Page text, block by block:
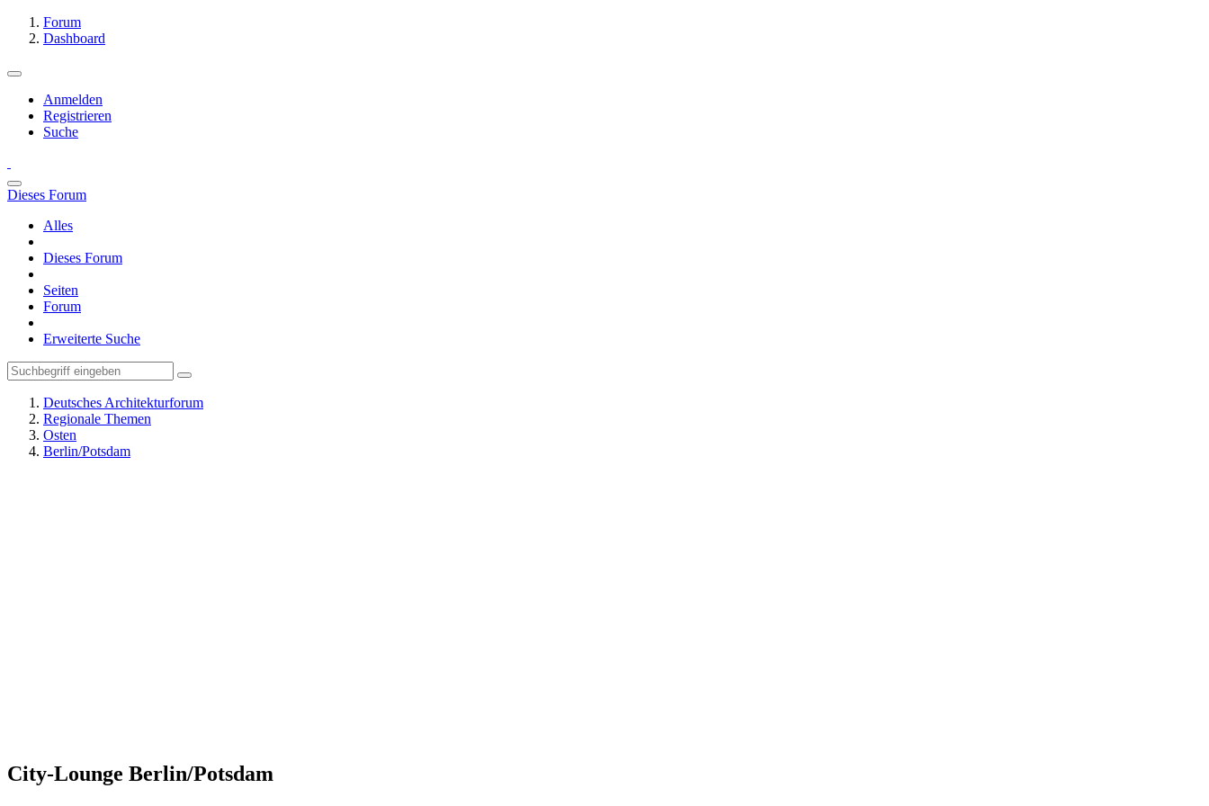
Forum
Dashboard
Anmelden
Registrieren
Suche
Dieses Forum
Alles
Dieses Forum
Seiten
Forum
Erweiterte Suche
Deutsches Architekturforum
Regionale Themen
Osten
Berlin/Potsdam
City-Lounge Berlin/Potsdam